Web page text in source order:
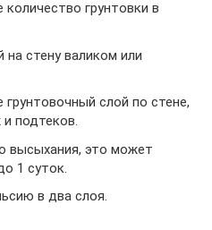
грунтовки в
на стену валиком или
слой по стене,
подтеков.
высыхания, это может
1 суток.
в два слоя.